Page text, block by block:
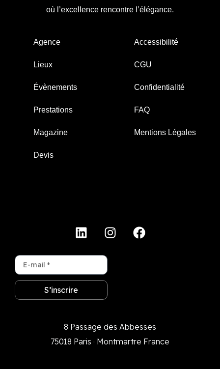
où l’excellence rencontre l’élégance.
Agence
Lieux
Évènements
Prestations
Magazine
Devis
Accessibilité
CGU
Confidentialité
FAQ
Mentions Légales
S’inscrire
8 Passage des Abbesses
75018 Paris · Montmartre France